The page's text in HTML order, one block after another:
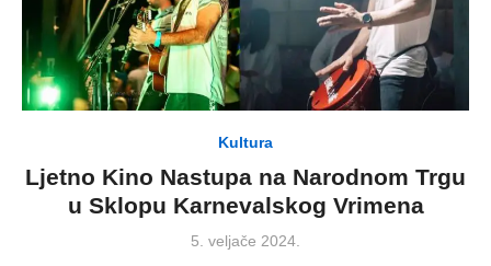
Kultura
Ljetno Kino Nastupa na Narodnom Trgu
u Sklopu Karnevalskog Vrimena
Posted
5. veljače 2024.